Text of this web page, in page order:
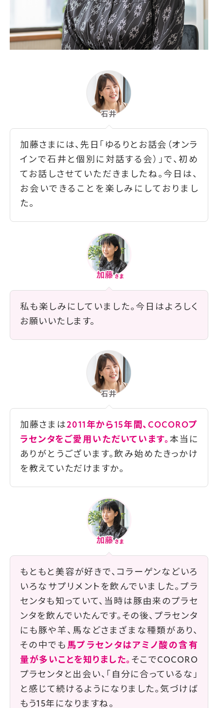
加藤さまには、先日「ゆるりとお話会（オンラ
インで石井と個別に対話する会）」で、初め
てお話しさせていただきましたね。今日は、
お会いできることを楽しみにしておりまし
た。
私も楽しみにしていました。今日はよろしく
お願いいたします。
加藤さまは2011年から15年間、COCOROプ
ラセンタをご愛用いただいています。 本当に
ありがとうございます。飲み始めたきっかけ
を教えていただけますか。
もともと美容が好きで、コラーゲンなどいろ
いろなサプリメントを飲んでいました。プラ
センタも知っていて、当時は豚由来のプラセ
ンタを飲んでいたんです。その後、プラセンタ
にも豚や羊、馬などさまざまな種類があり、
その中でも 馬プラセンタはアミノ酸の含有
量が多いことを知りました。 そこでCOCORO
プラセンタと出会い、「自分に合っているな」
と感じて続けるようになりました。気づけば
もう15年になりますね。